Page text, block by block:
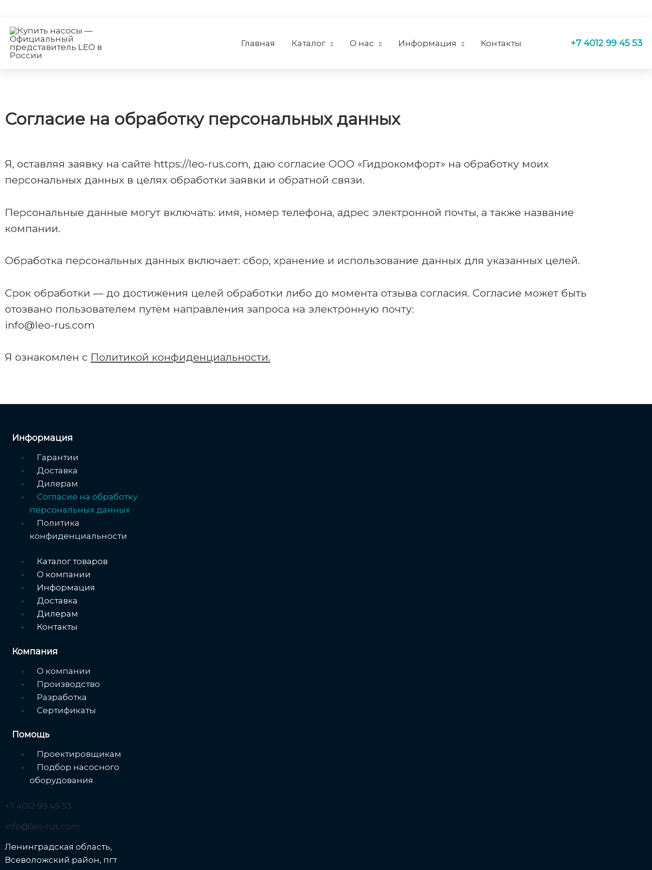
Главная Каталог О нас Информация Контакты +7 4012 99 45 53
Согласие на обработку персональных данных
Я, оставляя заявку на сайте https://leo-rus.com, даю согласие ООО «Гидрокомфорт» на обработку моих
персональных данных в целях обработки заявки и обратной связи.
Персональные данные могут включать: имя, номер телефона, адрес электронной почты, а также название
компании.
Обработка персональных данных включает: сбор, хранение и использование данных для указанных целей.
Срок обработки — до достижения целей обработки либо до момента отзыва согласия. Согласие может быть
отозвано пользователем путём направления запроса на электронную почту:
info@leo-rus.com
Я ознакомлен с Политикой конфиденциальности.
Информация
Меню
Гарантии
Доставка
Дилерам
Согласие на обработку
персональных данных
Политика
конфиденциальности
Меню
Каталог товаров
О компании
Информация
Доставка
Дилерам
Контакты
Компания
Меню
О компании
Производство
Разработка
Сертификаты
Помощь
Меню
Проектировщикам
Подбор насосного
оборудования
+7 4012 99 45 53
info@leo-rus.com
Ленинградская область,
Всеволожский район, пгт